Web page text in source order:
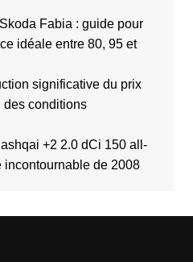
Fabia : guide pour
idéale entre 80, 95 et
significative du prix
des conditions
+2 2.0 dCi 150 all-
incontournable de 2008